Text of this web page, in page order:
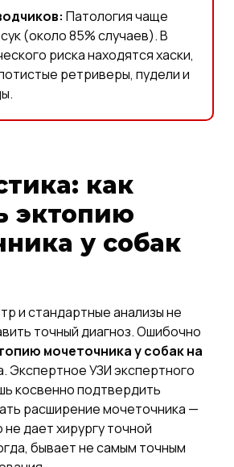
Патология чаще
(около 85% случаев). В
риска находятся хаски,
ретриверы, пудели и
как
эктопию
у собак
и стандартные анализы не
точный диагноз. Ошибочно
мочеточника у собак на
Экспертное УЗИ экспертного
косвенно подтвердить
расширение мочеточника —
дает хирургу точной
бывает не самым точным